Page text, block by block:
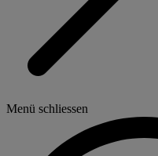
Menü schliessen